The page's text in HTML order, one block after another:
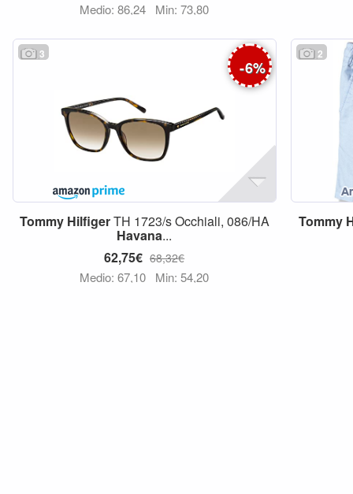
Medio: 86,24 Min: 73,80
3
-6%
Tommy HilfigerTH 1723/s Occhiali, 086/HA
Havana...
62,75€ 68,32€
Medio: 67,10 Min: 54,20
2
Tommy